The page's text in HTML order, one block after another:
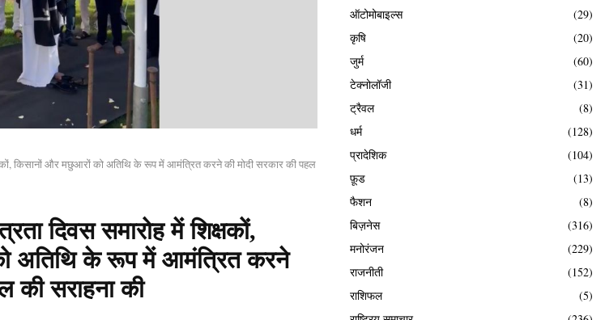
किसानों और मछुआरों को अतिथि के रूप में आमंत्रित करने की मोदी सरकार की पहल
दिवस समारोह में शिक्षकों,
अतिथि के रूप में आमंत्रित करने
की सराहना की
ऑटोमोबाइल्स
(29)
कृषि
(20)
जुर्म
(60)
टेक्नोलॉजी
(31)
ट्रैवल
(8)
धर्म
(128)
प्रादेशिक
(104)
फ़ूड
(13)
फैशन
(8)
बिज़नेस
(316)
मनोरंजन
(229)
राजनीती
(152)
राशिफल
(5)